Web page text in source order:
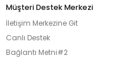
Müşteri Destek Merkezi
İletişim Merkezine Git
Canlı Destek
Bağlantı Metni#2